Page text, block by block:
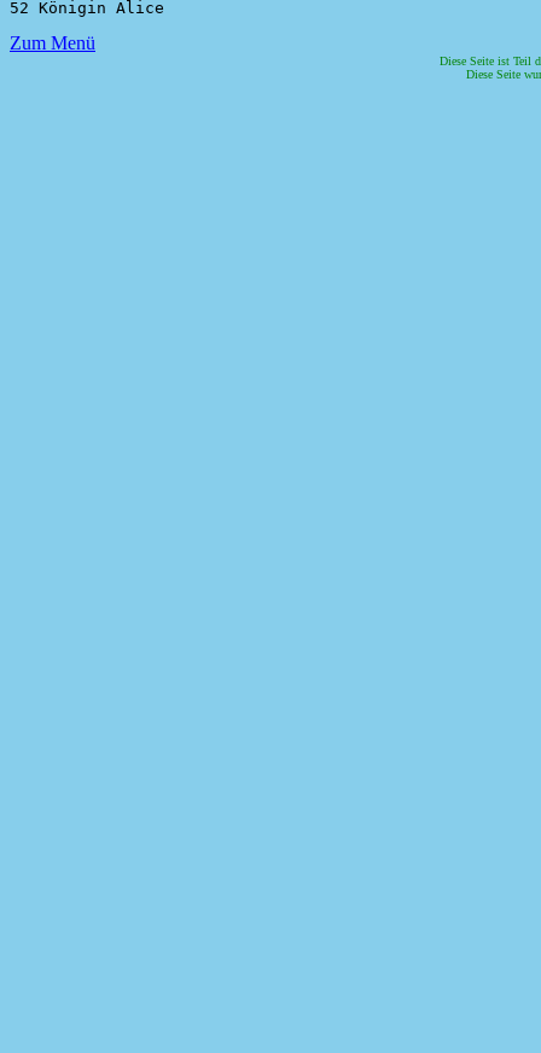
Zum Menü
Diese Seite ist Teil
Diese Seite